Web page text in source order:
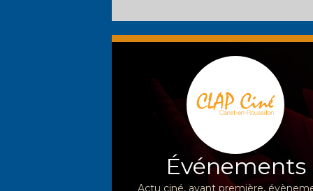
Événements
Actu ciné, avant première,